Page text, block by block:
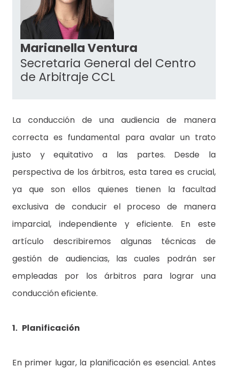
Marianella Ventura
Secretaria General del Centro
de Arbitraje CCL
La conducción de una audiencia de manera
correcta es fundamental para avalar un trato
justo y equitativo a las partes. Desde la
perspectiva de los árbitros, esta tarea es crucial,
ya que son ellos quienes tienen la facultad
exclusiva de conducir el proceso de manera
imparcial, independiente y eficiente. En este
artículo describiremos algunas técnicas de
gestión de audiencias, las cuales podrán ser
empleadas por los árbitros para lograr una
conducción eficiente.
1. Planificación
En primer lugar, la planificación es esencial. Antes